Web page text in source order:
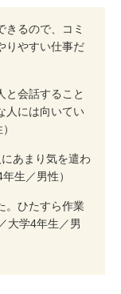
きるので、コミ
りやすい仕事だ
と会話すること
人には向いてい
あまり気を遣わ
生／男性）
。ひたすら作業
大学4年生／男